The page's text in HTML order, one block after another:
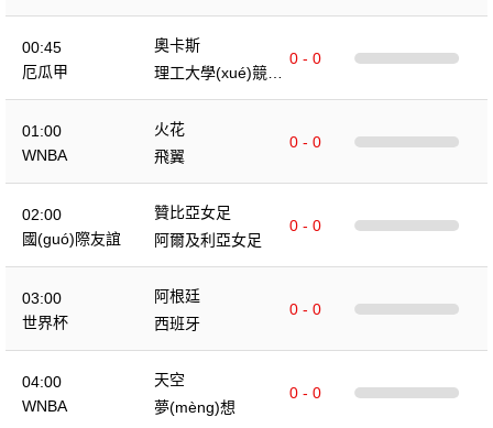
00:45
厄瓜甲
奧卡斯
0 - 0
理工大學(xué)競(jì
ng)技
01:00
WNBA
火花
0 - 0
飛翼
02:00
國(guó)際友誼
贊比亞女足
0 - 0
阿爾及利亞女足
03:00
世界杯
阿根廷
0 - 0
西班牙
04:00
WNBA
天空
0 - 0
夢(mèng)想